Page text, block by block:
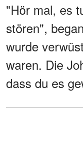
"Hör mal, es
stören",
wurde
waren. Die
dass du es